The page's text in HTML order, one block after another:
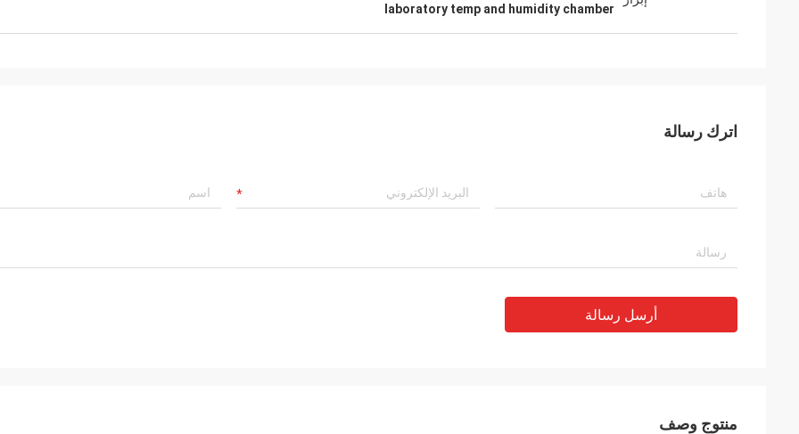
laboratory temp and humidity chamber
اترك رسالة
أرسل رسالة
منتوج وصف